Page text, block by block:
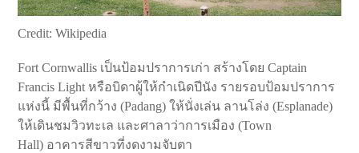
Credit: Wikipedia
Fort Cornwallis เป็นป้อมปราการเก่า สร้างโดย Captain
Francis Light หรือบิดาผู้ให้กำเนิดปีนัง รายรอบป้อมปราการ
แห่งนี้ มีพื้นที่กว้าง (Padang) ให้นั่งเล่น ลานโล่ง (Esplanade)
ให้เดินชมวิวทะเล และศาลาว่าการเมือง (Town
Hall) อาคารสีขาวที่งดงามจับตา